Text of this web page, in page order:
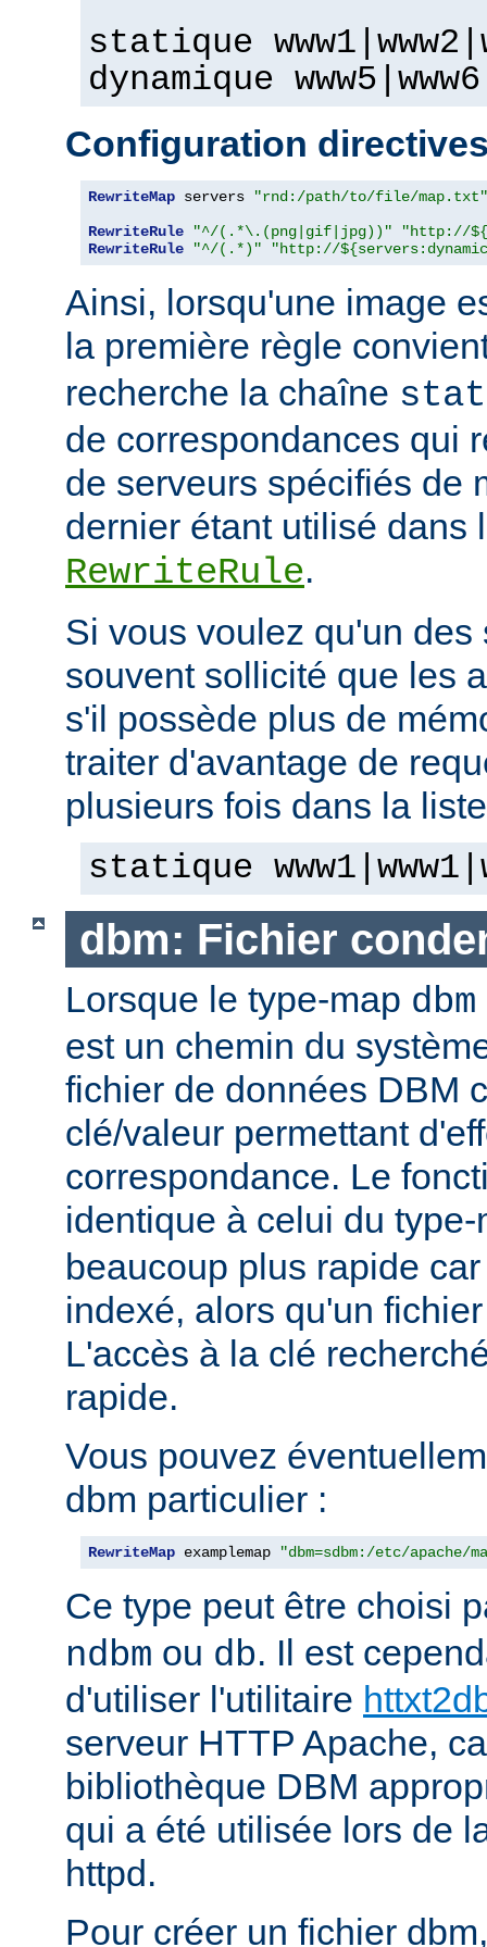
statique
dynamique www5|www6
Configuration
RewriteMap servers
"rnd:/path/to/file/map.txt"
RewriteRule
"^/(.*\.(png|gif|jpg))"
"http://
RewriteRule
"^/(.*)" "http://
Ainsi, lorsqu'une image
la première règle
recherche la chaîne
de correspondances qui
de serveurs spécifiés de
dernier étant utilisé dans
RewriteRule.
Si vous voulez qu'un
souvent sollicité que les
s'il possède plus de
traiter d'avantage de
plusieurs fois dans la
statique
dbm: Fichier
Lorsque le type-map dbm
est un chemin du
fichier de données DBM
clé/valeur permettant
correspondance. Le
identique à celui du
beaucoup plus rapide
indexé, alors qu'un
L'accès à la clé
rapide.
Vous pouvez
dbm particulier :
RewriteMap examplemap "dbm=sdbm:/etc/apache/
Ce type peut être choisi
ndbm ou db. Il est
d'utiliser l'utilitaire
serveur HTTP Apache,
bibliothèque DBM
qui a été utilisée lors de
httpd.
Pour créer un fichier